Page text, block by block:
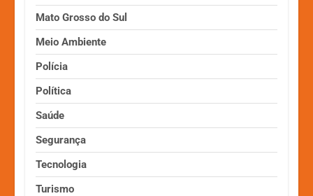
Mato Grosso do Sul
Meio Ambiente
Polícia
Política
Saúde
Segurança
Tecnologia
Turismo